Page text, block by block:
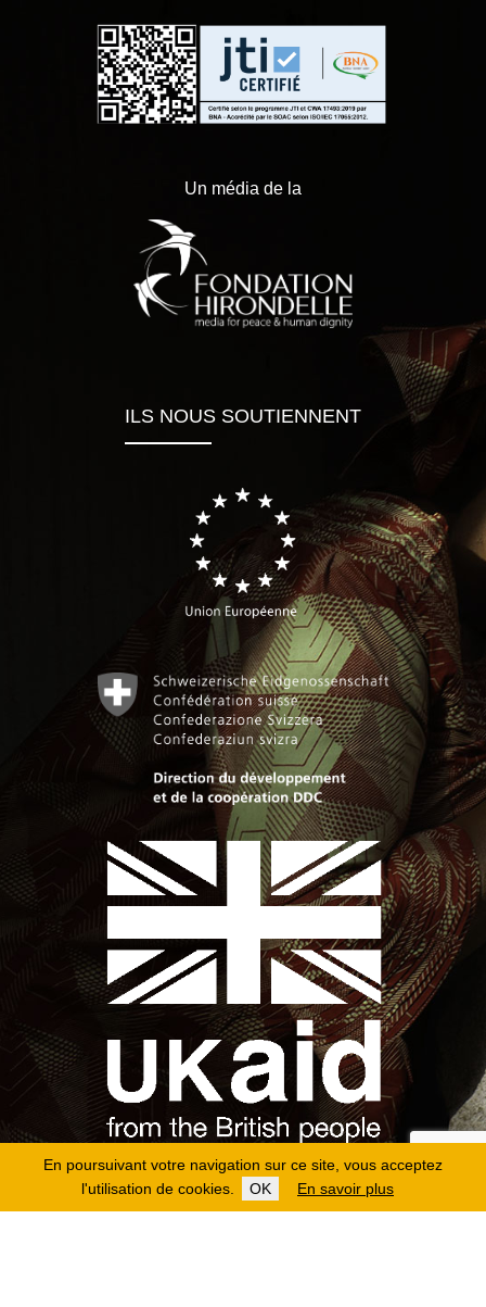
En poursuivant votre navigation sur ce site, vous acceptez
l'utilisation de cookies.
OK En savoir plus
Un média de la
ILS NOUS SOUTIENNENT